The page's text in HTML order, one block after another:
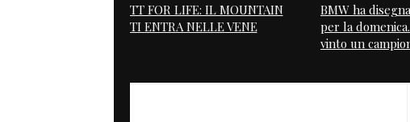
TT FOR LIFE: IL MOUNTAIN
TI ENTRA NELLE VENE
BMW ha
per la
vinto un